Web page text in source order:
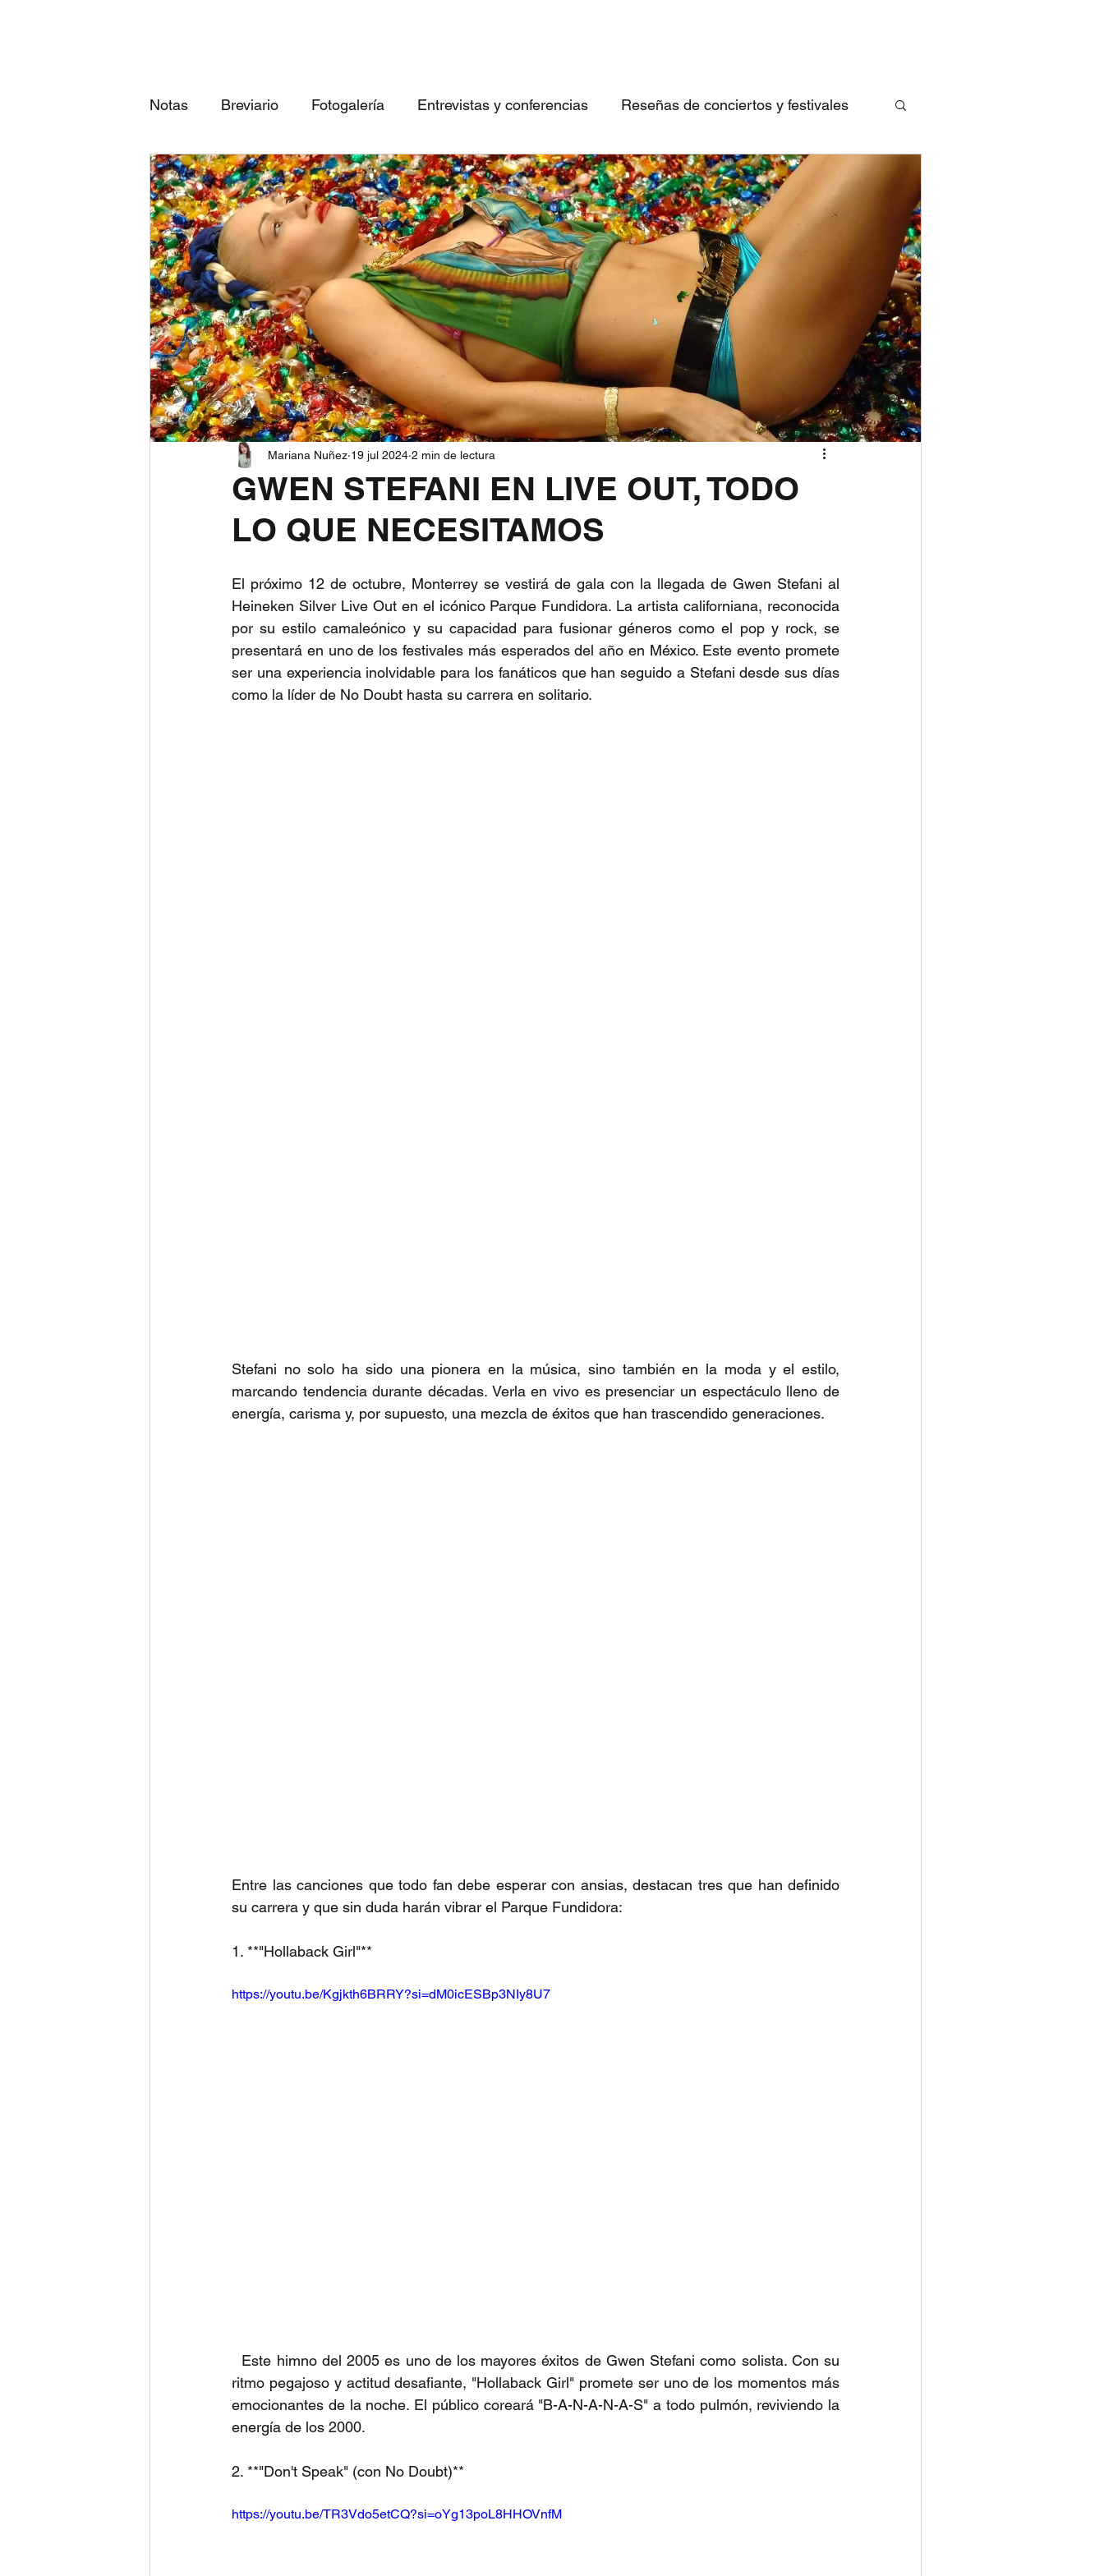
Notas Breviario Fotogalería Entrevistas y conferencias Reseñas de conciertos y festivales
Próximos eventos Las 3 canciones imperdibles Conociendo bandas
qué canción eres según tu...
GWEN STEFANI EN LIVE OUT, TODO
LO QUE NECESITAMOS
Mariana Nuñez 19 jul 2024 2 min de lectura
El próximo 12 de octubre, Monterrey se vestirá de gala con la llegada de Gwen Stefani al
Heineken Silver Live Out en el icónico Parque Fundidora. La artista californiana, reconocida
por su estilo camaleónico y su capacidad para fusionar géneros como el pop y rock, se
presentará en uno de los festivales más esperados del año en México. Este evento promete
ser una experiencia inolvidable para los fanáticos que han seguido a Stefani desde sus días
como la líder de No Doubt hasta su carrera en solitario.
Stefani no solo ha sido una pionera en la música, sino también en la moda y el estilo,
marcando tendencia durante décadas. Verla en vivo es presenciar un espectáculo lleno de
energía, carisma y, por supuesto, una mezcla de éxitos que han trascendido generaciones.
Entre las canciones que todo fan debe esperar con ansias, destacan tres que han definido
su carrera y que sin duda harán vibrar el Parque Fundidora:
1. **"Hollaback Girl"**
https://youtu.be/Kgjkth6BRRY?si=dM0icESBp3NIy8U7
ritmo pegajoso y actitud desafiante, "Hollaback Girl" promete ser uno de los momentos más
emocionantes de la noche. El público coreará "B-A-N-A-N-A-S" a todo pulmón, reviviendo la
energía de los 2000.
2. **"Don't Speak" (con No Doubt)**
https://youtu.be/TR3Vdo5etCQ?si=oYg13poL8HHOVnfM